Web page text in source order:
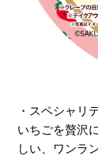
・スペシャ
いちごを贅沢
しい、ワンラ